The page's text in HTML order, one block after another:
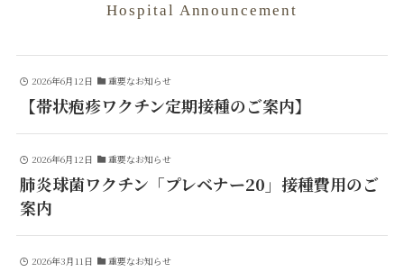
Hospital Announcement
2026年6月12日 重要なお知らせ
【帯状疱疹ワクチン定期接種のご案内】
2026年6月12日 重要なお知らせ
肺炎球菌ワクチン「プレベナー20」接種費用のご
案内
2026年3月11日 重要なお知らせ